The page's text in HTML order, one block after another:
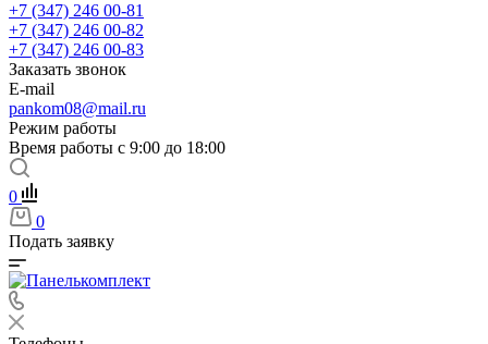
+7 (347) 246 00-81
+7 (347) 246 00-82
+7 (347) 246 00-83
Заказать звонок
E-mail
pankom08@mail.ru
Режим работы
Время работы с 9:00 до 18:00
0
0
Подать заявку